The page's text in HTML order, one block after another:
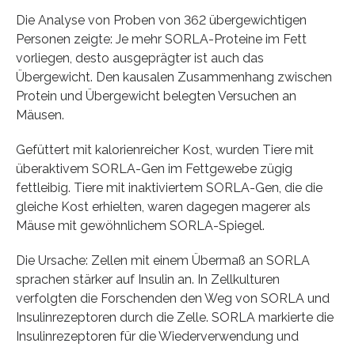
Die Analyse von Proben von 362 übergewichtigen
Personen zeigte: Je mehr SORLA-Proteine im Fett
vorliegen, desto ausgeprägter ist auch das
Übergewicht. Den kausalen Zusammenhang zwischen
Protein und Übergewicht belegten Versuchen an
Mäusen.
Gefüttert mit kalorienreicher Kost, wurden Tiere mit
überaktivem SORLA-Gen im Fettgewebe zügig
fettleibig. Tiere mit inaktiviertem SORLA-Gen, die die
gleiche Kost erhielten, waren dagegen magerer als
Mäuse mit gewöhnlichem SORLA-Spiegel.
Die Ursache: Zellen mit einem Übermaß an SORLA
sprachen stärker auf Insulin an. In Zellkulturen
verfolgten die Forschenden den Weg von SORLA und
Insulinrezeptoren durch die Zelle. SORLA markierte die
Insulinrezeptoren für die Wiederverwendung und